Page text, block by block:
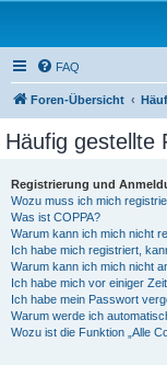
FAQ
Foren-Übersicht
Häufig gestellte
Registrierung und
Wozu muss ich mich
Was ist COPPA?
Warum kann ich mich nicht
Ich habe mich registriert,
Warum kann ich mich nicht
Ich habe mich vor einiger
Ich habe mein Passwort
Warum werde ich
Wozu ist die Funktion „Alle